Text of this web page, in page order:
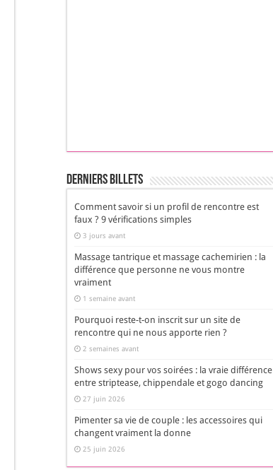
Derniers Billets
Comment savoir si un profil de rencontre est
faux ? 9 vérifications simples
3 jours avant
Massage tantrique et massage cachemirien : la
différence que personne ne vous montre
vraiment
1 semaine avant
Pourquoi reste-t-on inscrit sur un site de
rencontre qui ne nous apporte rien ?
2 semaines avant
Shows sexy pour vos soirées : la vraie différence
entre striptease, chippendale et gogo dancing
27 juin 2026
Pimenter sa vie de couple : les accessoires qui
changent vraiment la donne
25 juin 2026